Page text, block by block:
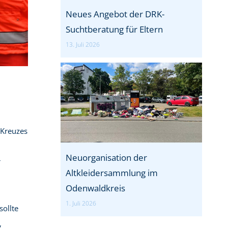
Neues Angebot der DRK-
Suchtberatung für Eltern
13. Juli 2026
Neuorganisation der
Altkleidersammlung im
Odenwaldkreis
1. Juli 2026